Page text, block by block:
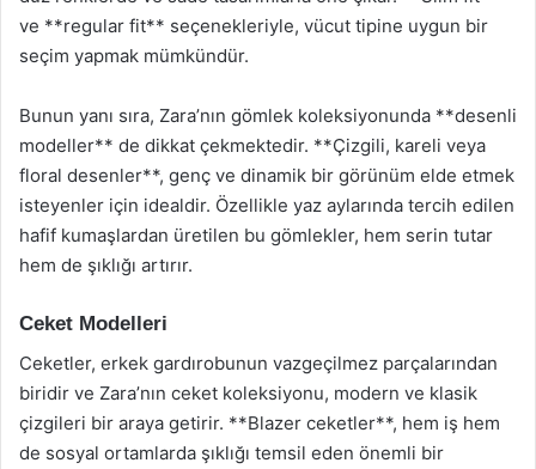
ve **regular fit** seçenekleriyle, vücut tipine uygun bir
seçim yapmak mümkündür.
Bunun yanı sıra, Zara’nın gömlek koleksiyonunda **desenli
modeller** de dikkat çekmektedir. **Çizgili, kareli veya
floral desenler**, genç ve dinamik bir görünüm elde etmek
isteyenler için idealdir. Özellikle yaz aylarında tercih edilen
hafif kumaşlardan üretilen bu gömlekler, hem serin tutar
hem de şıklığı artırır.
Ceket Modelleri
Ceketler, erkek gardırobunun vazgeçilmez parçalarından
biridir ve Zara’nın ceket koleksiyonu, modern ve klasik
çizgileri bir araya getirir. **Blazer ceketler**, hem iş hem
de sosyal ortamlarda şıklığı temsil eden önemli bir